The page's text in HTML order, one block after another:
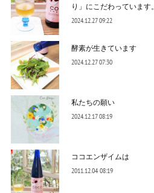
り」にこだわっています。
2024.12.27 09:22
酵素が生きています
2024.12.27 07:30
私たちの願い
2024.12.17 08:19
ココエンザイムは
2011.12.04 08:19